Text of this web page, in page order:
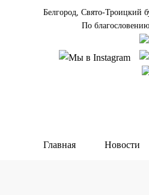
Белгород, Свято-Троицкий
По
Главная Новости